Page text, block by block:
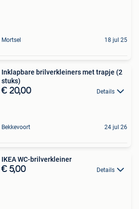
Mortsel 18 jul 25
Inklapbare brilverkleiners met trapje (2
stuks)
€ 20,00 Details
Bekkevoort 24 jul 26
IKEA WC-brilverkleiner
€ 5,00 Details